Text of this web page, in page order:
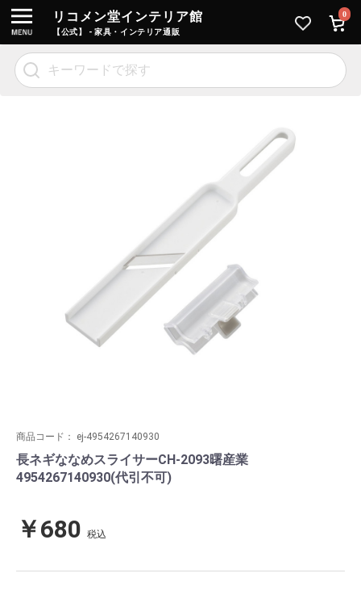
リコメン堂インテリア館
【公式】 - 家具・インテリア通販
0
商品コード： ej-4954267140930
長ネギななめスライサーCH-2093曙産業
4954267140930(代引不可)
￥680 税込